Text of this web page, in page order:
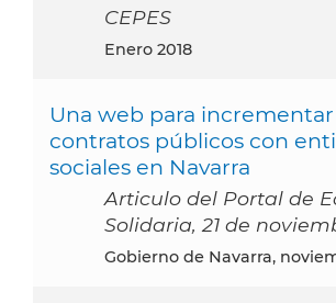
CEPES
enero 2018
Una web para
contratos públicos con
sociales en Navarra
Articulo del Portal de
Solidaria, 21 de
Gobierno de Navarra,